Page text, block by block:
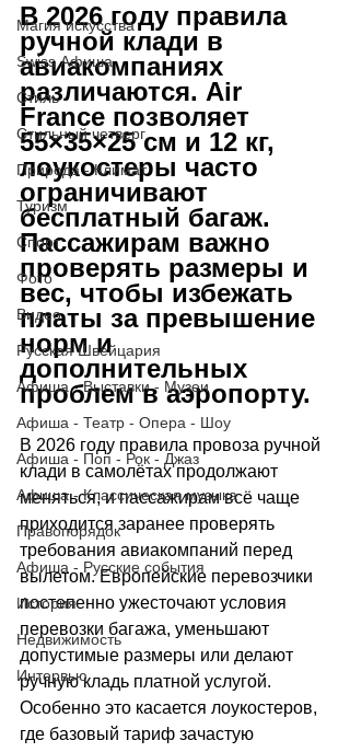
Магия искусства
Swiss Афиша
Стиль
Стильный четверг
Природа - Климат
Туризм
Спорт
Фото
Видео
Русская Швейцария
Афиша - Выставки - Музеи
Афиша - Театр - Опера - Шоу
Афиша - Поп - Рок - Джаз
Афиша - Классическая музыка
Правопорядок
Афиша - Русские события
История
Недвижимость
Интервью
В 2026 году правила
ручной клади в
авиакомпаниях
различаются. Air
France позволяет
55×35×25 см и 12 кг,
лоукостеры часто
ограничивают
бесплатный багаж.
Пассажирам важно
проверять размеры и
вес, чтобы избежать
платы за превышение
норм и
дополнительных
проблем в аэропорту.
В 2026 году правила провоза ручной
клади в самолётах продолжают
меняться, и пассажирам всё чаще
приходится заранее проверять
требования авиакомпаний перед
вылетом. Европейские перевозчики
постепенно ужесточают условия
перевозки багажа, уменьшают
допустимые размеры или делают
ручную кладь платной услугой.
Особенно это касается лоукостеров,
где базовый тариф зачастую